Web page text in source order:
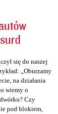
się do naszej
„Oburzamy
na działania
wiemy o
Czy
pod blokiem,